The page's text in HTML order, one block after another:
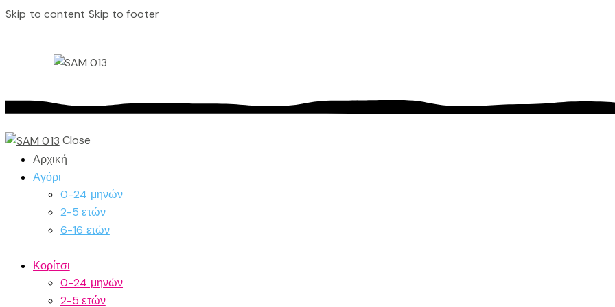
Skip to content Skip to footer
Close
Αρχική
Αγόρι
0-24 μηνών
2-5 ετών
6-16 ετών
Κορίτσι
0-24 μηνών
2-5 ετών